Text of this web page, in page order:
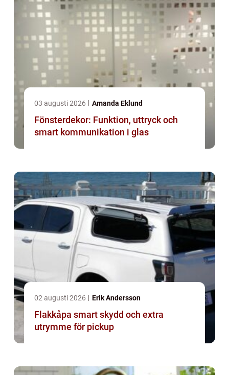
03 augusti 2026 Amanda Eklund
Fönsterdekor: Funktion, uttryck och
smart kommunikation i glas
02 augusti 2026 Erik Andersson
Flakkåpa smart skydd och extra
utrymme för pickup